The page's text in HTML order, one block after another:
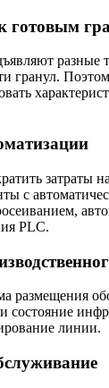
готовым
разные
гранул.
затраты
с
PLC.
размещения
состояние
линии.